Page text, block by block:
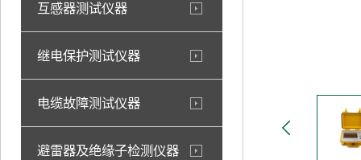
互感器测试仪器
继电保护测试仪器
电缆故障测试仪器
避雷器及绝缘子检测仪器